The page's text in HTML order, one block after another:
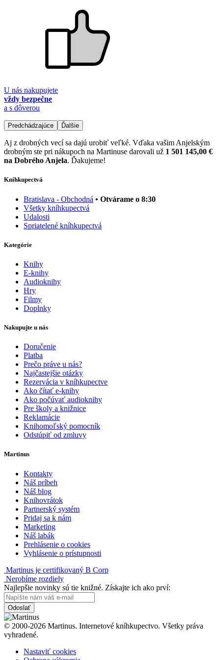
U nás nakupujete
vždy bezpečne
a s dôverou
Predchádzajúce Ďalšie
Aj z drobných vecí sa dajú urobiť veľké. Vďaka vašim Anjelským
drobným ste pri nákupoch na Martinuse darovali už 1 501 145,00 €
na Dobrého Anjela. Ďakujeme!
Kníhkupectvá
Bratislava - Obchodná • Otvárame o 8:30
Všetky kníhkupectvá
Udalosti
Spriatelené kníhkupectvá
Kategórie
Knihy
E-knihy
Audioknihy
Hry
Filmy
Doplnky
Nakupujte u nás
Doručenie
Platba
Prečo práve u nás?
Najčastejšie otázky
Rezervácia v kníhkupectve
Ako čítať e-knihy
Ako počúvať audioknihy
Pre školy a knižnice
Reklamácie
Knihomoľský pomocník
Odstúpiť od zmluvy
Martinus
Kontakty
Náš príbeh
Náš blog
Knihovrátok
Partnerský systém
Pridaj sa k nám
Marketing
Náš labák
Prehlásenie o cookies
Vyhlásenie o prístupnosti
Martinus je certifikovaný B Corp
Nerobíme rozdiely
Najlepšie novinky sú tie knižné. Získajte ich ako prví:
Odoslať
© 2000-2026 Martinus. Internetové kníhkupectvo. Všetky práva
vyhradené.
Nastaviť cookies